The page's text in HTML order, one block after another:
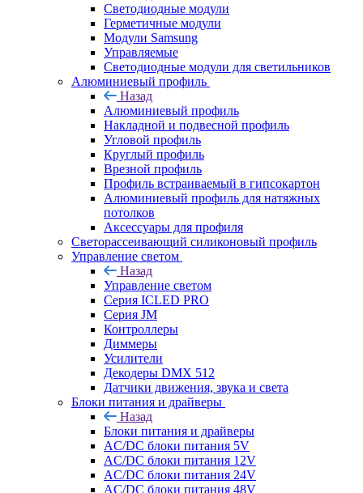
Светодиодные модули
Герметичные модули
Модули Samsung
Управляемые
Светодиодные модули для светильников
Алюминиевый профиль
Назад
Алюминиевый профиль
Накладной и подвесной профиль
Угловой профиль
Круглый профиль
Врезной профиль
Профиль встраиваемый в гипсокартон
Алюминиевый профиль для натяжных
потолков
Аксессуары для профиля
Светорассеивающий силиконовый профиль
Управление светом
Назад
Управление светом
Серия ICLED PRO
Серия JM
Контроллеры
Диммеры
Усилители
Декодеры DMX 512
Датчики движения, звука и света
Блоки питания и драйверы
Назад
Блоки питания и драйверы
AC/DC блоки питания 5V
AC/DC блоки питания 12V
AC/DC блоки питания 24V
AC/DC блоки питания 48V